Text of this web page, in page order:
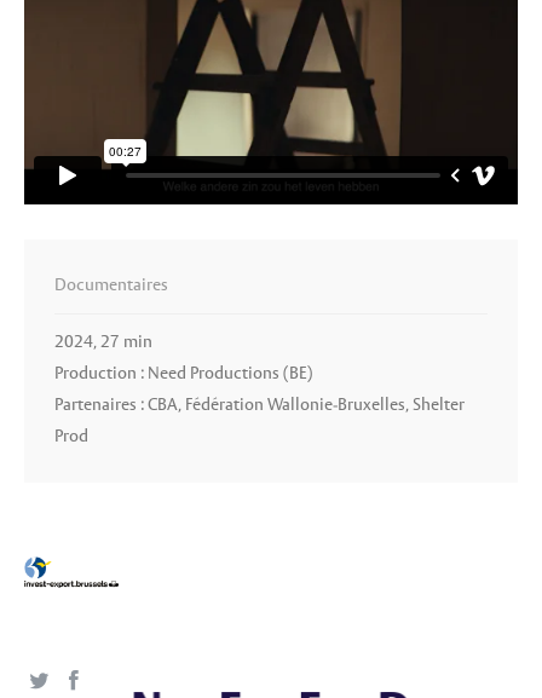
Documentaires
2024, 27 min
Production : Need Productions (BE)
Partenaires : CBA, Fédération Wallonie-Bruxelles, Shelter
Prod